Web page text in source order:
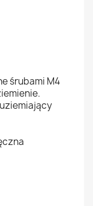
śrubami M4